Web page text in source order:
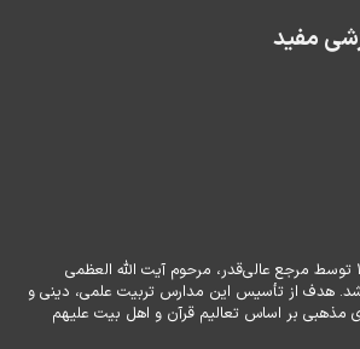
مفید
مدارس مفید در سال ۱۳۵۱ توسط مرجع عالی‌قدر، مرحوم آیت الله العظمی
هدف از تأسیس این مدارس تربیت علمی، دینی و
مذهبی بر اساس تعالیم قرآن و اهل بیت علیهم